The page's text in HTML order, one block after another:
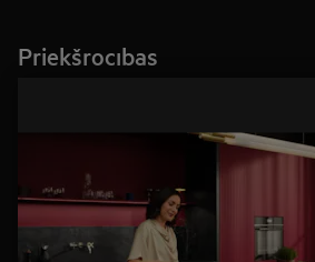
Priekšrocības